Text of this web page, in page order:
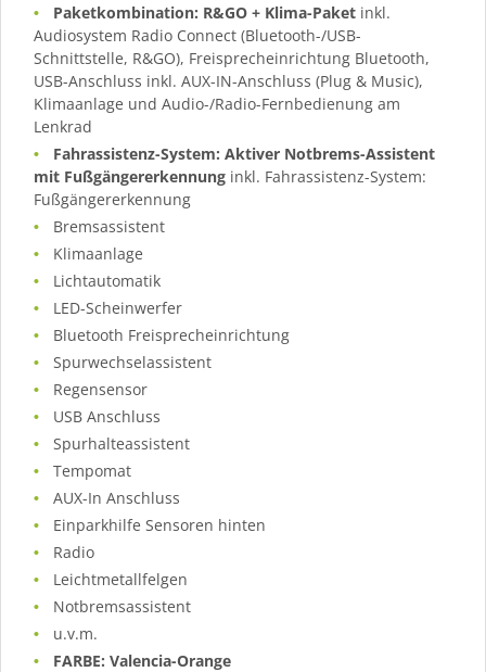
Paketkombination: R&GO + Klima-Paket inkl.
Audiosystem Radio Connect (Bluetooth-/USB-
Schnittstelle, R&GO), Freisprecheinrichtung Bluetooth,
USB-Anschluss inkl. AUX-IN-Anschluss (Plug & Music),
Klimaanlage und Audio-/Radio-Fernbedienung am
Lenkrad
Fahrassistenz-System: Aktiver Notbrems-Assistent
mit Fußgängererkennung inkl. Fahrassistenz-System:
Fußgängererkennung
Bremsassistent
Klimaanlage
Lichtautomatik
LED-Scheinwerfer
Bluetooth Freisprecheinrichtung
Spurwechselassistent
Regensensor
USB Anschluss
Spurhalteassistent
Tempomat
AUX-In Anschluss
Einparkhilfe Sensoren hinten
Radio
Leichtmetallfelgen
Notbremsassistent
u.v.m.
FARBE: Valencia-Orange